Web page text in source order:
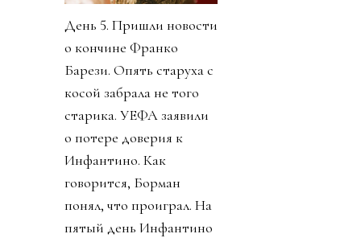
День 5. Пришли новости
о кончине Франко
Барези. Опять старуха с
косой забрала не того
старика. УЕФА заявили
о потере доверия к
Инфантино. Как
говорится, Борман
понял, что проиграл. На
пятый день Инфантино